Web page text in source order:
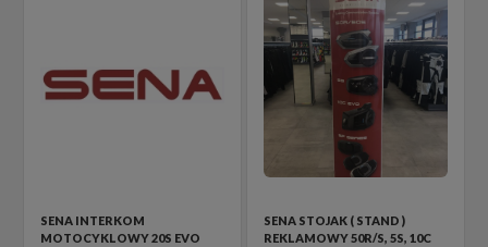
SENA INTERKOM
MOTOCYKLOWY 20S EVO
SENA STOJAK ( STAND )
REKLAMOWY 50R/S, 5S, 10C